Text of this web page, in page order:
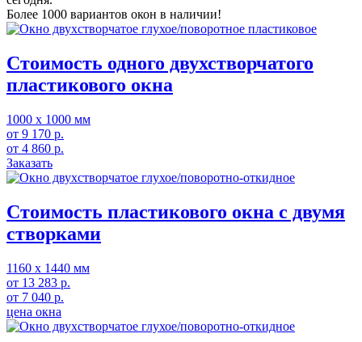
Более 1000 вариантов окон в наличии!
Стоимость одного двухстворчатого
пластикового окна
1000 х 1000 мм
от 9 170 р.
от 4 860 р.
Заказать
Стоимость пластикового окна с двумя
створками
1160 х 1440 мм
от 13 283 р.
от 7 040 р.
цена окна